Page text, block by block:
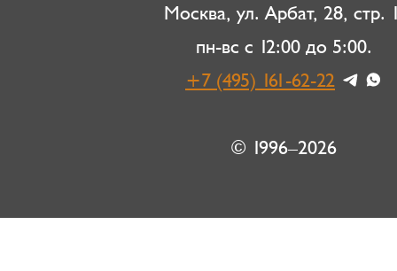
Москва, ул. Арбат, 28, стр.
пн-вс с 12:00 до 5:00.
+7 (495) 161-62-22
© 1996–2026